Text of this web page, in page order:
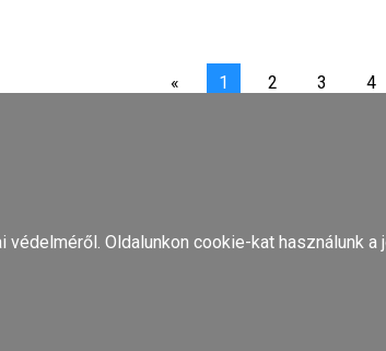
« 1 2 3 4
védelméről. Oldalunkon cookie-kat használunk